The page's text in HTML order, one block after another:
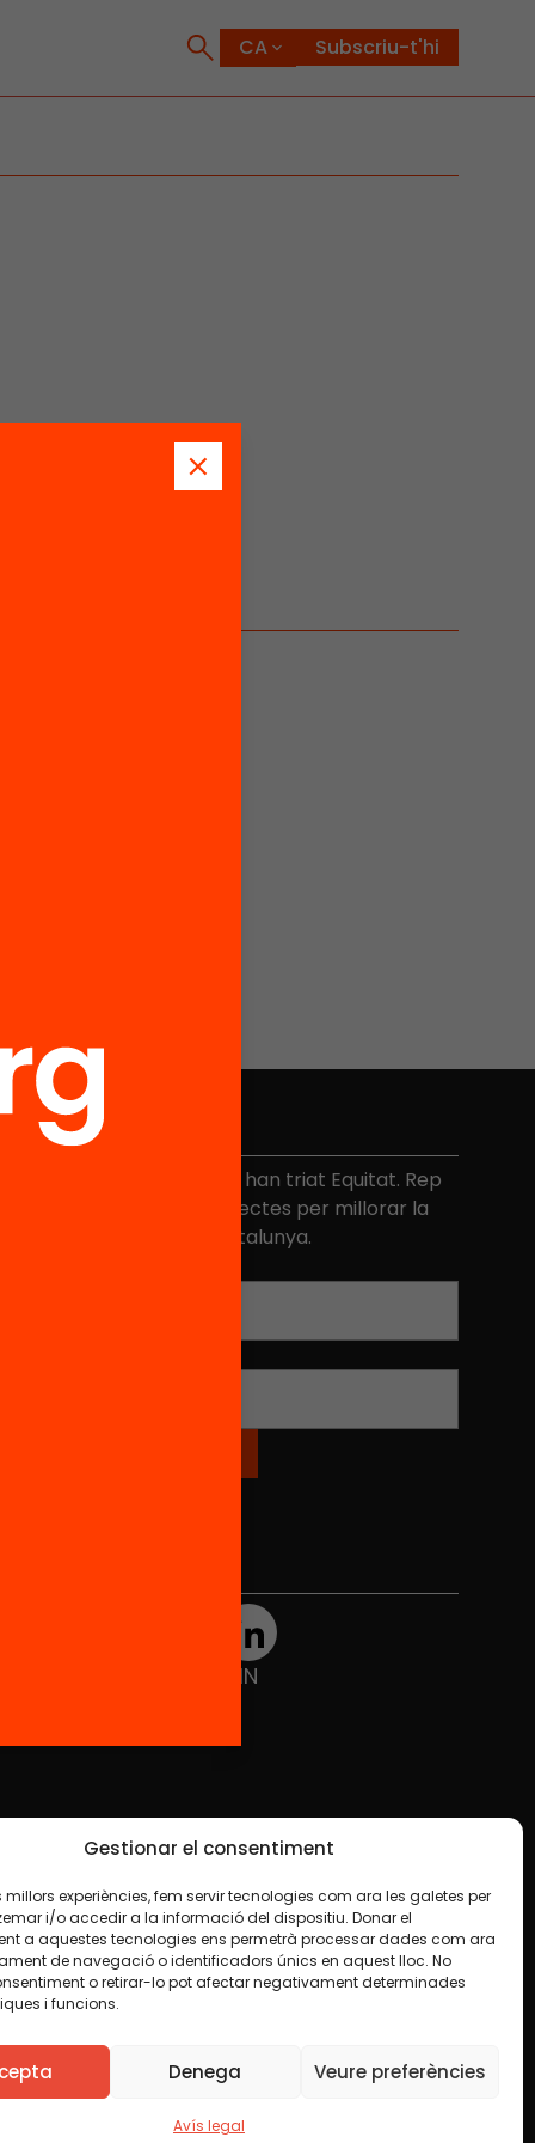
Gestionar el consentiment
millors experiències, fem servir tecnologies com ara les galetes per
i/o accedir a la informació del dispositiu. Donar el
a aquestes tecnologies ens permetrà processar dades com ara
de navegació o identificadors únics en aquest lloc. No
o retirar-lo pot afectar negativament determinades
i funcions.
Denega Veure preferències
Avís legal
Subscriu-t'hi
No et perdis res
Més de 40.000 persones ja han triat Equitat. Rep
iniciatives, propostes i projectes per millorar la
qualitat de l'educació a Catalunya.
IN
algun material indiquem el contrari. Us animem
inclosa la comercial. Només us demanem que